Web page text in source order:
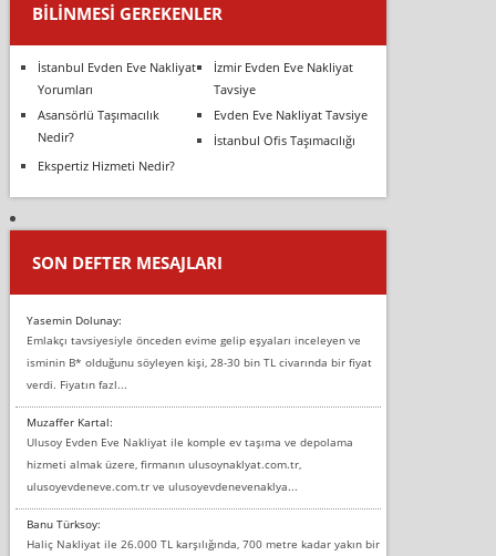
BILINMESI GEREKENLER
İstanbul Evden Eve Nakliyat
Yorumları
İzmir Evden Eve Nakliyat
Tavsiye
Asansörlü Taşımacılık
Nedir?
Evden Eve Nakliyat Tavsiye
İstanbul Ofis Taşımacılığı
Ekspertiz Hizmeti Nedir?
SON DEFTER MESAJLARI
Yasemin Dolunay:
Emlakçı tavsiyesiyle önceden evime gelip eşyaları inceleyen ve
isminin B* olduğunu söyleyen kişi, 28-30 bin TL civarında bir fiyat
verdi. Fiyatın fazl...
Muzaffer Kartal:
Ulusoy Evden Eve Nakliyat ile komple ev taşıma ve depolama
hizmeti almak üzere, firmanın ulusoynaklyat.com.tr,
ulusoyevdeneve.com.tr ve ulusoyevdenevenaklya...
Banu Türksoy:
Haliç Nakliyat ile 26.000 TL karşılığında, 700 metre kadar yakın bir